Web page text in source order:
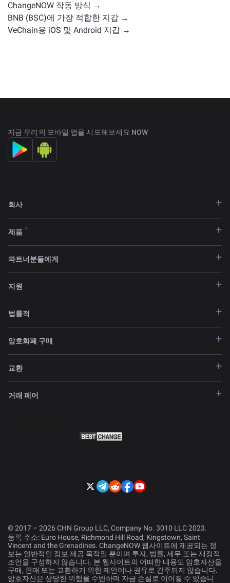
ChangeNOW 작동 방식 →
BNB (BSC)에 가장 적합한 지갑 →
VeChain용 iOS 및 Android 지갑 →
지금 우리의 모바일 앱을 시도해보세요 NOW
회사
제품
파트너분들에게
지원
법률적
암호화폐 구매
교환
거래 페어
© 2017 – 2026 CHN Group LLC, Company No. 3010 LLC 2023.
등록 주소: Euro House, Richmond Hill Road, Kingstown, Saint
Vincent and the Grenadines. ChangeNOW 웹사이트에 제공되는 정
보는 일반적인 정보 제공 목적일 뿐이며 투자, 법률, 세무 또는 재정적
조언을 구성하지 않습니다. 본 웹사이트의 어떠한 내용도 암호자산을
구매, 판매 또는 교환하기 위한 제안이나 권유로 간주되지 않습니다.
암호자산은 상당한 위험을 수반하며 자금 손실로 이어질 수 있습니